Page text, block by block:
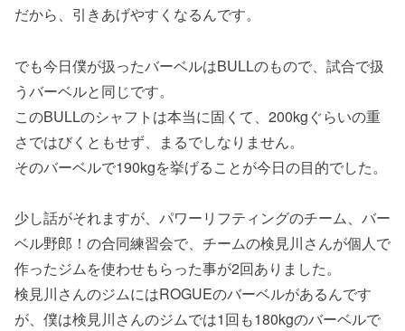
だから、引きあげやすくなるんです。
でも今日僕が扱ったバーベルはBULLのもので、試合で扱
うバーベルと同じです。
このBULLのシャフトは本当に固くて、200kgぐらいの重
さではびくともせず、まるでしなりません。
そのバーベルで190kgを挙げることが今日の目的でした。
少し話がそれますが、パワーリフティングのチーム、バー
ベル野郎！の合同練習会で、チームの検見川さんが個人で
作ったジムを使わせもらった事が2回ありました。
検見川さんのジムにはROGUEのバーベルがあるんです
が、僕は検見川さんのジムでは1回も180kgのバーベルで